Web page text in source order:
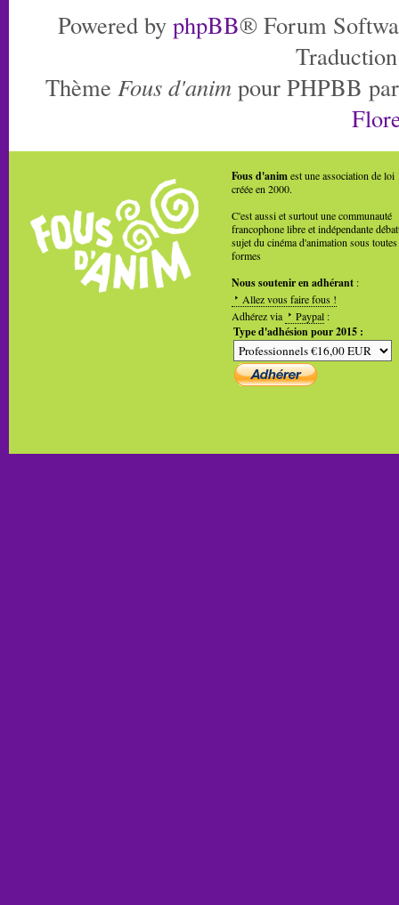
Powered by phpBB® Forum
Thème Fous d'anim pour PHPBB
Fous d'animest une association de loi
créée en 2000.
C'est aussi et surtout une communauté
francophone libre et indépendante
sujet du cinéma d'animation sous toutes
formes
Nous soutenir en adhérant :
Allez vous faire fous !
Adhérez via
Paypal :
Type d'adhésion pour 2015 :